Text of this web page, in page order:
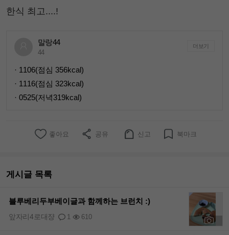
한식 최고....!
말랑44
44
더보기
· 1106(점심 356kcal)
· 1116(점심 323kcal)
· 0525(저녁319kcal)
좋아요 공유 신고 북마크
게시글 목록
블루베리두부베이글과 함께하는 브런치 :)
1 610
앞자리4로대쟝